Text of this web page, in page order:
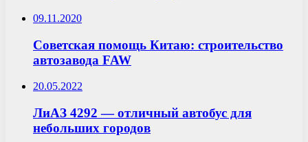
09.11.2020
Советская помощь Китаю: строительство
автозавода FAW
20.05.2022
ЛиАЗ 4292 — отличный автобус для
небольших городов